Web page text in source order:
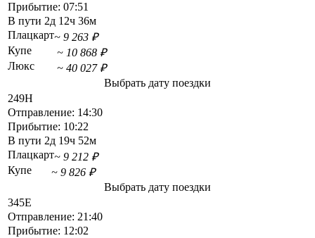
Прибытие: 07:51
В пути 2д 12ч 36м
Плацкарт~ 9 263 ₽
Купе
~ 10 868 ₽
Люкс
~ 40 027 ₽
Выбрать дату поездки
249Н
Отправление: 14:30
Прибытие: 10:22
В пути 2д 19ч 52м
Плацкарт~ 9 212 ₽
Купе
~ 9 826 ₽
Выбрать дату поездки
345Е
Отправление: 21:40
Прибытие: 12:02